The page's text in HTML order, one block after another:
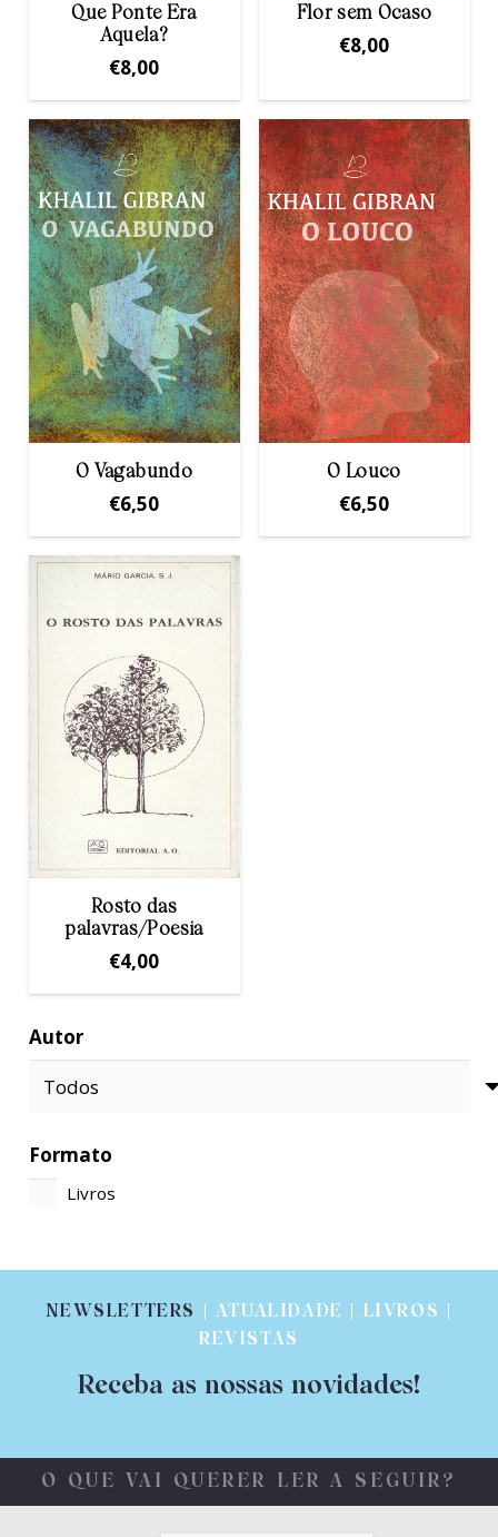
Autor
Formato
Livros
Que Ponte Era
Aquela?
€8,00
Flor sem Ocaso
€8,00
O Vagabundo
€6,50
O Louco
€6,50
Rosto das
palavras/Poesia
€4,00
NEWSLETTERS
| ATUALIDADE | LIVROS |
REVISTAS
Receba as nossas novidades!
O QUE VAI QUERER LER A SEGUIR?